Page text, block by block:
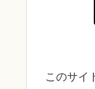
このサイ